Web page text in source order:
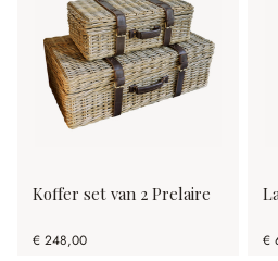
Koffer set van 2 Prelaire
€ 248,00 €